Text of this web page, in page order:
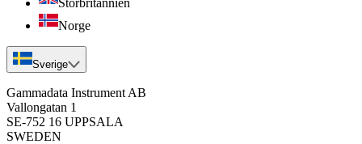
Norge
Sverige
Gammadata Instrument AB
Vallongatan 1
SE-752 16 UPPSALA
SWEDEN